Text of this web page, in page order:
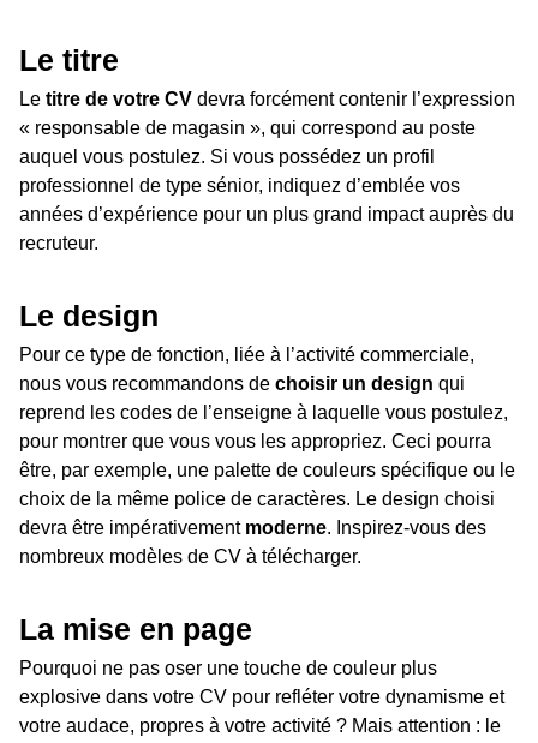
Le titre
Le titre de votre CV devra forcément contenir l’expression
« responsable de magasin », qui correspond au poste
auquel vous postulez. Si vous possédez un profil
professionnel de type sénior, indiquez d’emblée vos
années d’expérience pour un plus grand impact auprès du
recruteur.
Le design
Pour ce type de fonction, liée à l’activité commerciale,
nous vous recommandons de choisir un design qui
reprend les codes de l’enseigne à laquelle vous postulez,
pour montrer que vous vous les appropriez. Ceci pourra
être, par exemple, une palette de couleurs spécifique ou le
choix de la même police de caractères. Le design choisi
devra être impérativement moderne. Inspirez-vous des
nombreux modèles de CV à télécharger.
La mise en page
Pourquoi ne pas oser une touche de couleur plus
explosive dans votre CV pour refléter votre dynamisme et
votre audace, propres à votre activité ? Mais attention : le